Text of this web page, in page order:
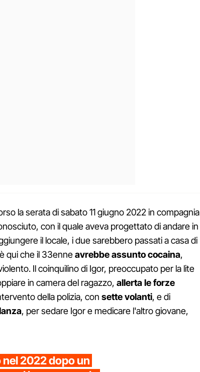
la serata di sabato 11 giugno 2022 in compagnia
con il quale aveva progettato di andare in
il locale, i due sarebbero passati a casa di
qui che il 33enneavrebbe assunto cocaina,
Il coinquilino di Igor, preoccupato per la lite
in camera del ragazzo, allerta le forze
della polizia, con sette volanti, e di
, per sedare Igor e medicare l'altro giovane,
2022 dopo un